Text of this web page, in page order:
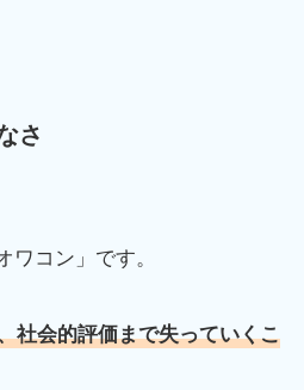
さ
ワコン」です。
社会的評価まで失っていくこ